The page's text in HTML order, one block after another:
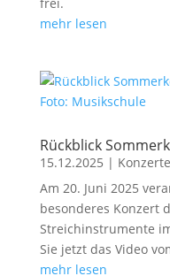
mehr lesen
Foto: Musikschule
Rückblick
15.12.2025 | Konzerte
Am 20. Juni 2025
besonderes Konzert
Streichinstrumente
Sie jetzt das Video
mehr lesen